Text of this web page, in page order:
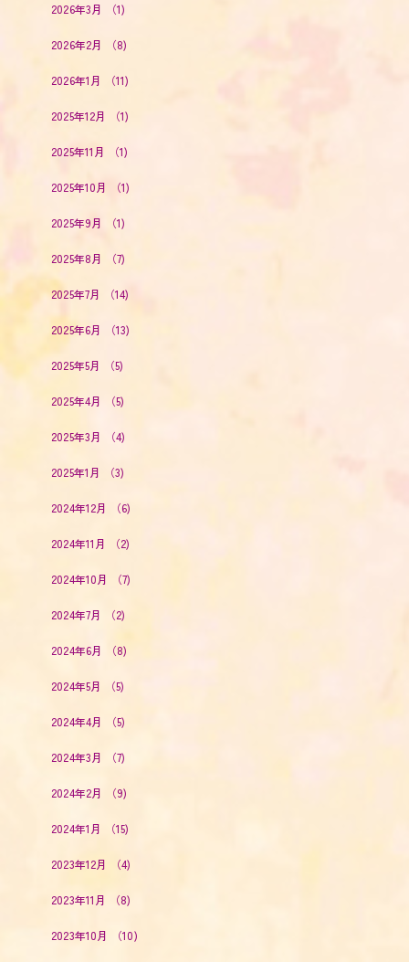
2026年3月 （1)
2026年2月 （8)
2026年1月 （11)
2025年12月 （1)
2025年11月 （1)
2025年10月 （1)
2025年9月 （1)
2025年8月 （7)
2025年7月 （14)
2025年6月 （13)
2025年5月 （5)
2025年4月 （5)
2025年3月 （4)
2025年1月 （3)
2024年12月 （6)
2024年11月 （2)
2024年10月 （7)
2024年7月 （2)
2024年6月 （8)
2024年5月 （5)
2024年4月 （5)
2024年3月 （7)
2024年2月 （9)
2024年1月 （15)
2023年12月 （4)
2023年11月 （8)
2023年10月 （10)